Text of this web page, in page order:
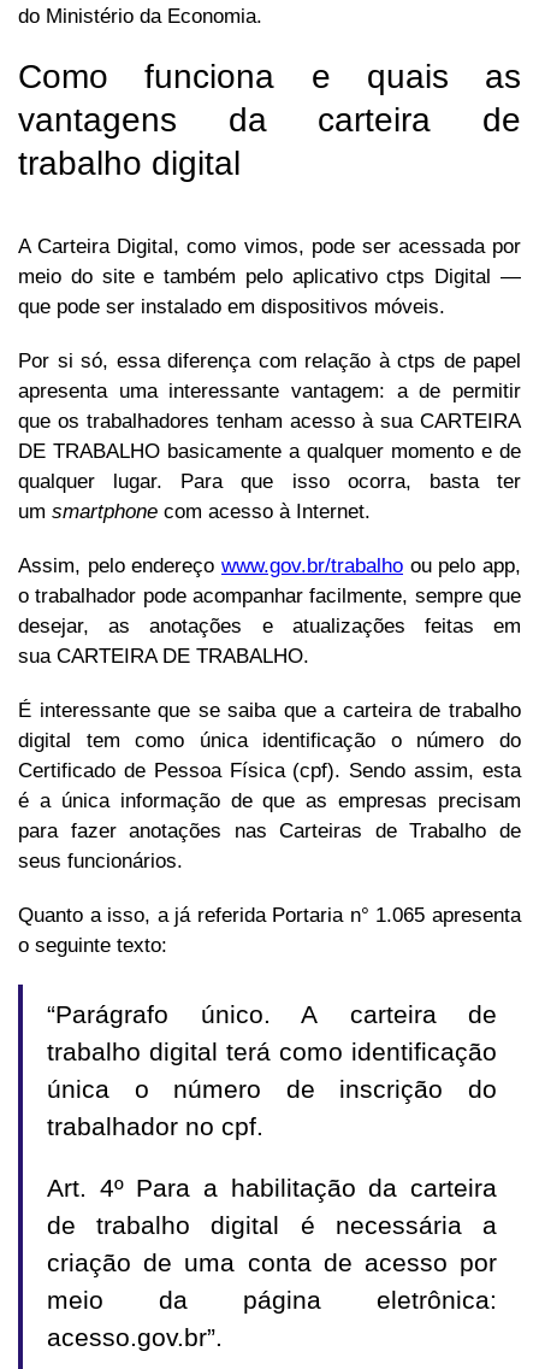
do Ministério da Economia.
Como funciona e quais as
vantagens da carteira de
trabalho digital
A Carteira Digital, como vimos, pode ser acessada por
meio do site e também pelo aplicativo ctps Digital ―
que pode ser instalado em dispositivos móveis.
Por si só, essa diferença com relação à ctps de papel
apresenta uma interessante vantagem: a de permitir
que os trabalhadores tenham acesso à sua CARTEIRA
DE TRABALHO basicamente a qualquer momento e de
qualquer lugar. Para que isso ocorra, basta ter
um smartphone com acesso à Internet.
Assim, pelo endereço www.gov.br/trabalho ou pelo app,
o trabalhador pode acompanhar facilmente, sempre que
desejar, as anotações e atualizações feitas em
sua CARTEIRA DE TRABALHO.
É interessante que se saiba que a carteira de trabalho
digital tem como única identificação o número do
Certificado de Pessoa Física (cpf). Sendo assim, esta
é a única informação de que as empresas precisam
para fazer anotações nas Carteiras de Trabalho de
seus funcionários.
Quanto a isso, a já referida Portaria n° 1.065 apresenta
o seguinte texto:
“Parágrafo único. A carteira de
trabalho digital terá como identificação
única o número de inscrição do
trabalhador no cpf.
Art. 4º Para a habilitação da carteira
de trabalho digital é necessária a
criação de uma conta de acesso por
meio da página eletrônica:
acesso.gov.br”.